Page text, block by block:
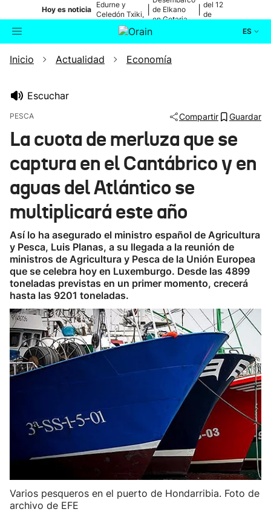
Hoy es noticia
Edurne y
Celedón Txiki,
en directo
de Elkano
en Getaria
del 12
de
ES
Buscador Actualidad
Ikusmiran
Eguraldia
Inicio Actualidad Economía
Escuchar
PESCA Compartir Guardar
La cuota de merluza que se
captura en el Cantábrico y en
aguas del Atlántico se
multiplicará este año
Así lo ha asegurado el ministro español de Agricultura
y Pesca, Luis Planas, a su llegada a la reunión de
ministros de Agricultura y Pesca de la Unión Europea
que se celebra hoy en Luxemburgo. Desde las 4899
toneladas previstas en un primer momento, crecerá
hasta las 9201 toneladas.
Varios pesqueros en el puerto de Hondarribia. Foto de
archivo de EFE